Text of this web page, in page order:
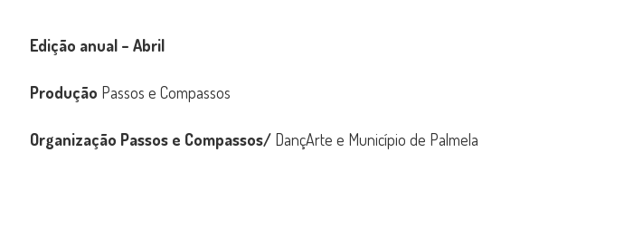
Edição anual – Abril
Produção Passos e Compassos
Organização Passos e Compassos/ DançArte e Município de Palmela